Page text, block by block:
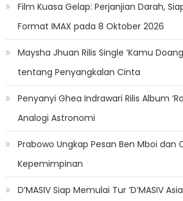
Film Kuasa Gelap: Perjanjian Darah,
Format IMAX pada 8 Oktober 2026
Maysha Jhuan Rilis Single ‘Kamu
tentang Penyangkalan Cinta
Penyanyi Ghea Indrawari Rilis Album
Analogi Astronomi
Prabowo Ungkap Pesan Ben Mboi dan
Kepemimpinan
D’MASIV Siap Memulai Tur ‘D’MASIV